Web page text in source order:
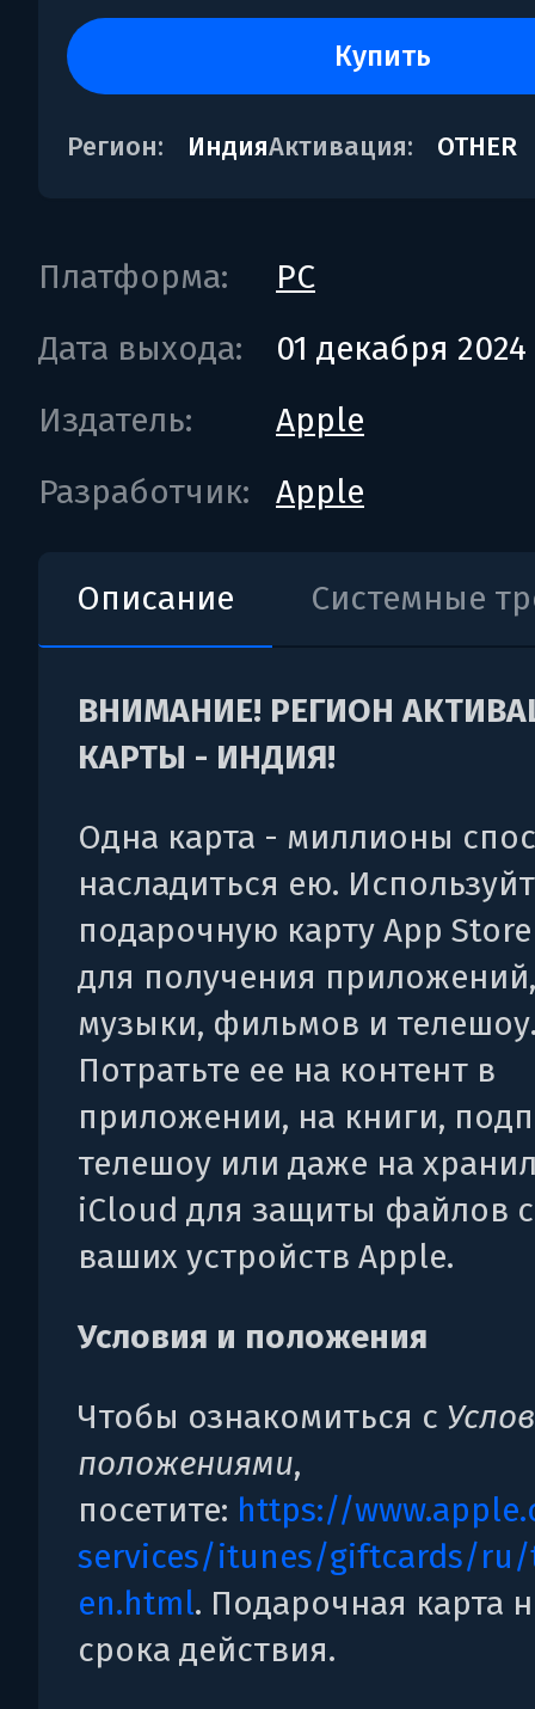
купить
Регион: ИндияАктивация: OTHER
Платформа:
PC
Дата выхода:
01 декабря 2024
Издатель:
Apple
Разработчик:
Apple
Описание Системные
ВНИМАНИЕ! РЕГИОН
КАРТЫ - ИНДИЯ!
Одна карта - миллионы
насладиться ею.
подарочную карту App
для получения
музыки, фильмов и
Потратьте ее на контент в
приложении, на книги,
телешоу или даже на
iCloud для защиты файлов
ваших устройств Apple.
Условия и положения
Чтобы ознакомиться с
положениями,
посетите: https://
services/itunes/giftcards/
en.html. Подарочная карта
срока действия.